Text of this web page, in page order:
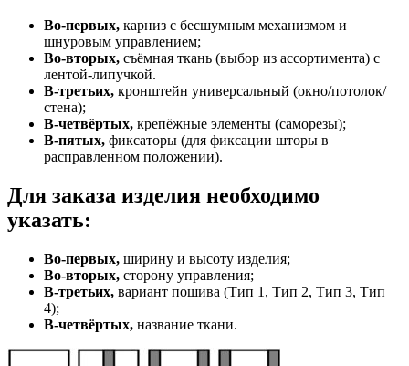
Во-первых, карниз с бесшумным механизмом и
шнуровым управлением;
Во-вторых, съёмная ткань (выбор из ассортимента) с
лентой-липучкой.
В-третьих, кронштейн универсальный (окно/потолок/
стена);
В-четвёртых, крепёжные элементы (саморезы);
В-пятых, фиксаторы (для фиксации шторы в
расправленном положении).
Для заказа изделия необходимо
указать:
Во-первых, ширину и высоту изделия;
Во-вторых, сторону управления;
В-третьих, вариант пошива (Тип 1, Тип 2, Тип 3, Тип
4);
В-четвёртых, название ткани.